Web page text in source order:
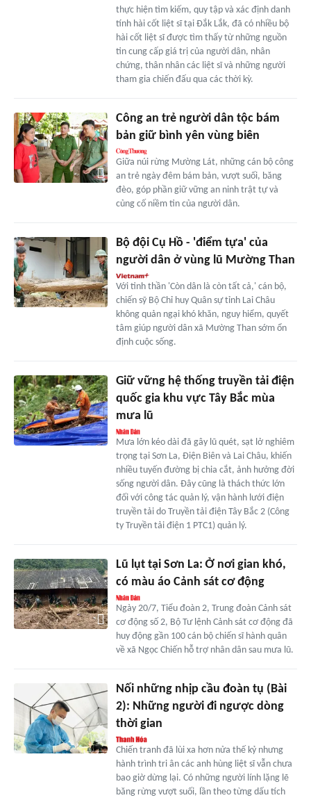
thực hiện tìm kiếm, quy tập và xác định danh
tính hài cốt liệt sĩ tại Đắk Lắk, đã có nhiều bộ
hài cốt liệt sĩ được tìm thấy từ những nguồn
tin cung cấp giá trị của người dân, nhân
chứng, thân nhân các liệt sĩ và những người
tham gia chiến đấu qua các thời kỳ.
Công an trẻ người dân tộc bám
bản giữ bình yên vùng biên
Giữa núi rừng Mường Lát, những cán bộ công
an trẻ ngày đêm bám bản, vượt suối, băng
đèo, góp phần giữ vững an ninh trật tự và
củng cố niềm tin của người dân.
Bộ đội Cụ Hồ - 'điểm tựa' của
người dân ở vùng lũ Mường Than
Với tinh thần 'Còn dân là còn tất cả,' cán bộ,
chiến sỹ Bộ Chỉ huy Quân sự tỉnh Lai Châu
không quản ngại khó khăn, nguy hiểm, quyết
tâm giúp người dân xã Mường Than sớm ổn
định cuộc sống.
Giữ vững hệ thống truyền tải điện
quốc gia khu vực Tây Bắc mùa
mưa lũ
Mưa lớn kéo dài đã gây lũ quét, sạt lở nghiêm
trọng tại Sơn La, Điện Biên và Lai Châu, khiến
nhiều tuyến đường bị chia cắt, ảnh hưởng đời
sống người dân. Đây cũng là thách thức lớn
đối với công tác quản lý, vận hành lưới điện
truyền tải do Truyền tải điện Tây Bắc 2 (Công
ty Truyền tải điện 1 PTC1) quản lý.
Lũ lụt tại Sơn La: Ở nơi gian khó,
có màu áo Cảnh sát cơ động
Ngày 20/7, Tiểu đoàn 2, Trung đoàn Cảnh sát
cơ động số 2, Bộ Tư lệnh Cảnh sát cơ động đã
huy động gần 100 cán bộ chiến sĩ hành quân
về xã Ngọc Chiến hỗ trợ nhân dân sau mưa lũ.
Nối những nhịp cầu đoàn tụ (Bài
2): Những người đi ngược dòng
thời gian
Chiến tranh đã lùi xa hơn nửa thế kỷ nhưng
hành trình tri ân các anh hùng liệt sĩ vẫn chưa
bao giờ dừng lại. Có những người lính lặng lẽ
băng rừng vượt suối, lần theo từng dấu tích